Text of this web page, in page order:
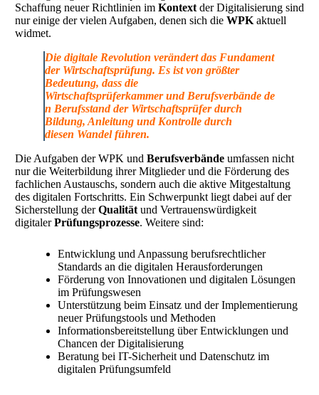
Schaffung neuer Richtlinien im Kontext der Digitalisierung sind
nur einige der vielen Aufgaben, denen sich die WPK aktuell
widmet.
Die digitale Revolution verändert das Fundament
der Wirtschaftsprüfung. Es ist von größter
Bedeutung, dass die
Wirtschaftsprüferkammerund Berufsverbände de
n Berufsstand der Wirtschaftsprüferdurch
Bildung, Anleitung und Kontrolle durch
diesen Wandelführen.
Die Aufgaben der WPK und Berufsverbände umfassen nicht
nur die Weiterbildung ihrer Mitglieder und die Förderung des
fachlichen Austauschs, sondern auch die aktive Mitgestaltung
des digitalen Fortschritts. Ein Schwerpunkt liegt dabei auf der
Sicherstellung derQualität und Vertrauenswürdigkeit
digitalerPrüfungsprozesse. Weitere sind:
Entwicklung und Anpassung berufsrechtlicher
Standards an die digitalen Herausforderungen
Förderung von Innovationen und digitalen Lösungen
im Prüfungswesen
Unterstützung beim Einsatz und der Implementierung
neuer Prüfungstools und Methoden
Informationsbereitstellung über Entwicklungen und
Chancen der Digitalisierung
Beratung bei IT-Sicherheit und Datenschutz im
digitalen Prüfungsumfeld